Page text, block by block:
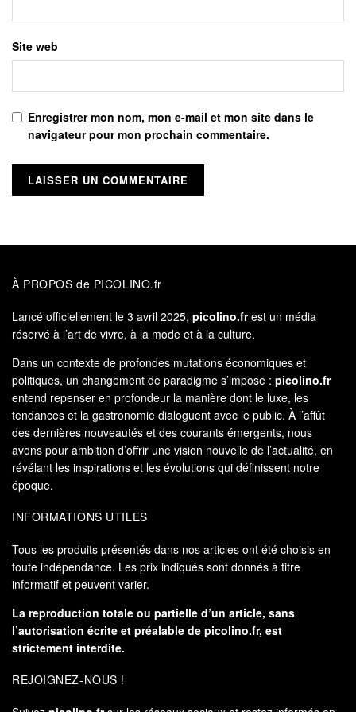
Site web
Enregistrer mon nom, mon e-mail et mon site dans le
navigateur pour mon prochain commentaire.
À PROPOS de PICOLINO.fr
Lancé officiellement le 3 avril 2025, picolino.frest un média
réservé à l’art de vivre, à la mode et à la culture.
Dans un contexte de profondes mutations économiques et
politiques, un changement de paradigme s’impose : picolino.fr
entend repenser en profondeur la manière dont le luxe, les
tendances et la gastronomie dialoguent avec le public. À l’affût
des dernières nouveautés et des courants émergents, nous
avons pour ambition d’offrir une vision nouvelle de l’actualité, en
révélant les inspirations et les évolutions qui définissent notre
époque.
INFORMATIONS UTILES
Tous les produits présentés dans nos articles ont été choisis en
toute indépendance. Les prix indiqués sont donnés à titre
informatif et peuvent varier.
La reproduction totale ou partielle d’un article, sans
l’autorisation écrite et préalable de picolino.fr, est
strictement interdite.
REJOIGNEZ-NOUS !